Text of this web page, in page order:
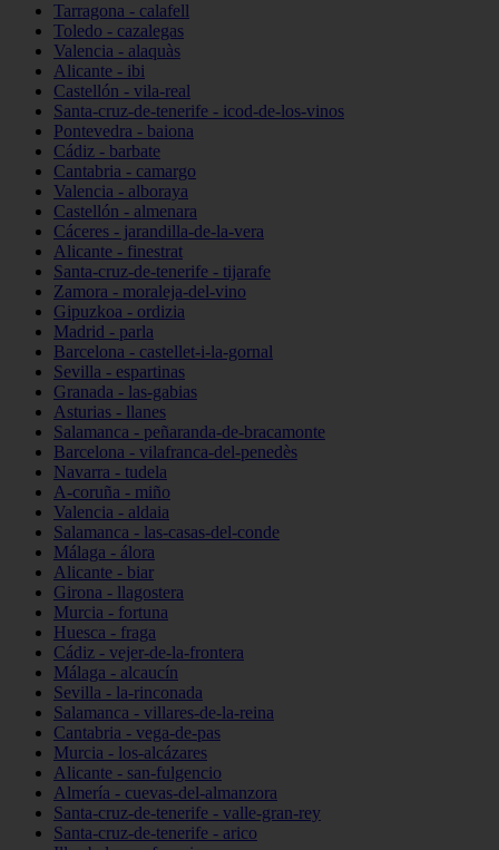
Tarragona - calafell
Toledo - cazalegas
Valencia - alaquàs
Alicante - ibi
Castellón - vila-real
Santa-cruz-de-tenerife - icod-de-los-vinos
Pontevedra - baiona
Cádiz - barbate
Cantabria - camargo
Valencia - alboraya
Castellón - almenara
Cáceres - jarandilla-de-la-vera
Alicante - finestrat
Santa-cruz-de-tenerife - tijarafe
Zamora - moraleja-del-vino
Gipuzkoa - ordizia
Madrid - parla
Barcelona - castellet-i-la-gornal
Sevilla - espartinas
Granada - las-gabias
Asturias - llanes
Salamanca - peñaranda-de-bracamonte
Barcelona - vilafranca-del-penedès
Navarra - tudela
A-coruña - miño
Valencia - aldaia
Salamanca - las-casas-del-conde
Málaga - álora
Alicante - biar
Girona - llagostera
Murcia - fortuna
Huesca - fraga
Cádiz - vejer-de-la-frontera
Málaga - alcaucín
Sevilla - la-rinconada
Salamanca - villares-de-la-reina
Cantabria - vega-de-pas
Murcia - los-alcázares
Alicante - san-fulgencio
Almería - cuevas-del-almanzora
Santa-cruz-de-tenerife - valle-gran-rey
Santa-cruz-de-tenerife - arico